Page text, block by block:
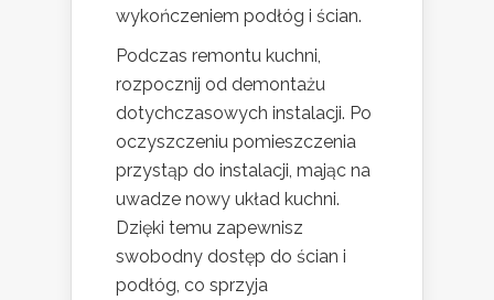
wykończeniem podłóg i ścian.
Podczas remontu kuchni,
rozpocznij od demontażu
dotychczasowych instalacji. Po
oczyszczeniu pomieszczenia
przystąp do instalacji, mając na
uwadze nowy układ kuchni.
Dzięki temu zapewnisz
swobodny dostęp do ścian i
podłóg, co sprzyja